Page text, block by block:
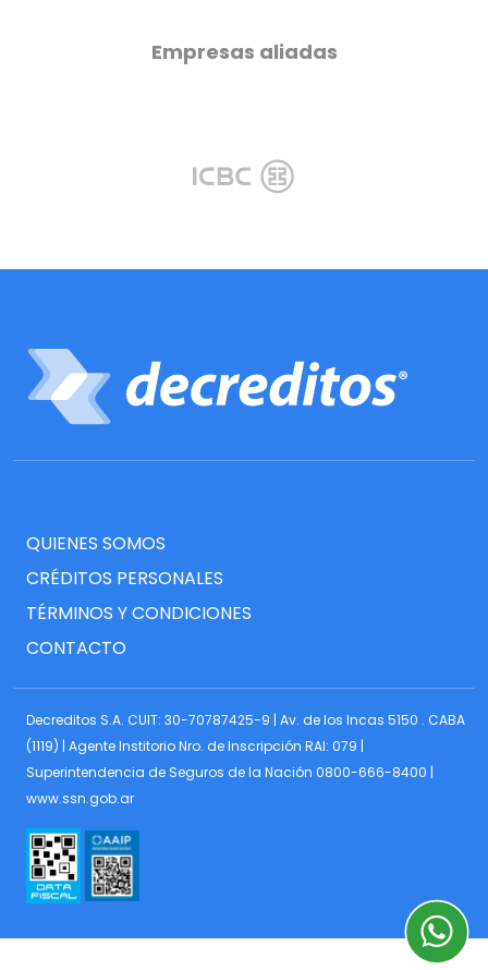
Empresas aliadas
QUIENES SOMOS
CRÉDITOS PERSONALES
TÉRMINOS Y CONDICIONES
CONTACTO
Decreditos S.A. CUIT: 30-70787425-9 | Av. de los Incas 5150 . CABA
(1119) | Agente Institorio Nro. de Inscripción RAI: 079 |
Superintendencia de Seguros de la Nación 0800-666-8400 |
www.ssn.gob.ar